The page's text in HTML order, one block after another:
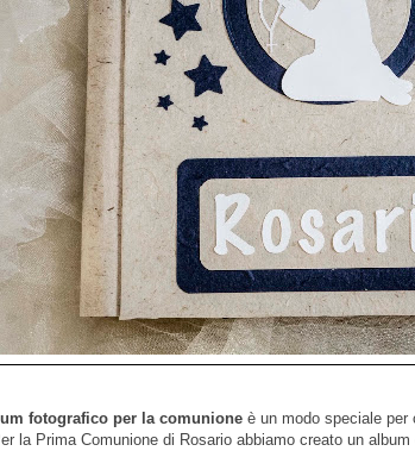
fotografico per la comunione è un modo speciale per
la Prima Comunione di Rosario abbiamo creato un